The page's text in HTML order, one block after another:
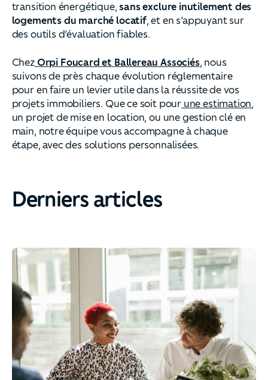
transition énergétique,sans exclure inutilement des
logements du marché locatif, et en s’appuyant sur
des outils d’évaluation fiables.
Chez Orpi Foucard et Ballereau Associés, nous
suivons de près chaque évolution réglementaire
pour en faire un levier utile dans la réussite de vos
projets immobiliers. Que ce soit pour une estimation,
un projet de mise en location, ou une gestion clé en
main, notre équipe vous accompagne à chaque
étape, avec des solutions personnalisées.
Derniers articles